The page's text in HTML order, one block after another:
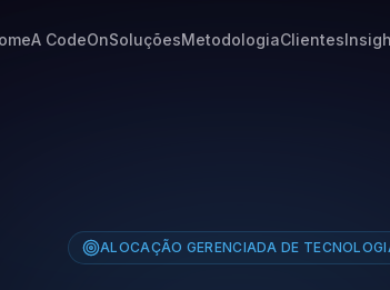
A CodeOnSoluçõesMetodologiaClientes
ALOCAÇÃO GERENCIADA DE